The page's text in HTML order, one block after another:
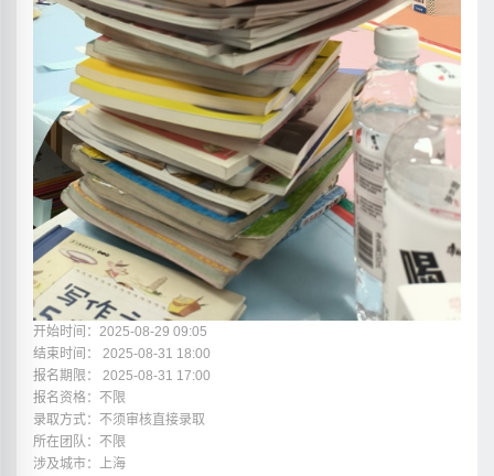
开始时间：2025-08-29 09:05
结束时间： 2025-08-31 18:00
报名期限： 2025-08-31 17:00
报名资格：不限
录取方式：不须审核直接录取
所在团队：不限
涉及城市：上海